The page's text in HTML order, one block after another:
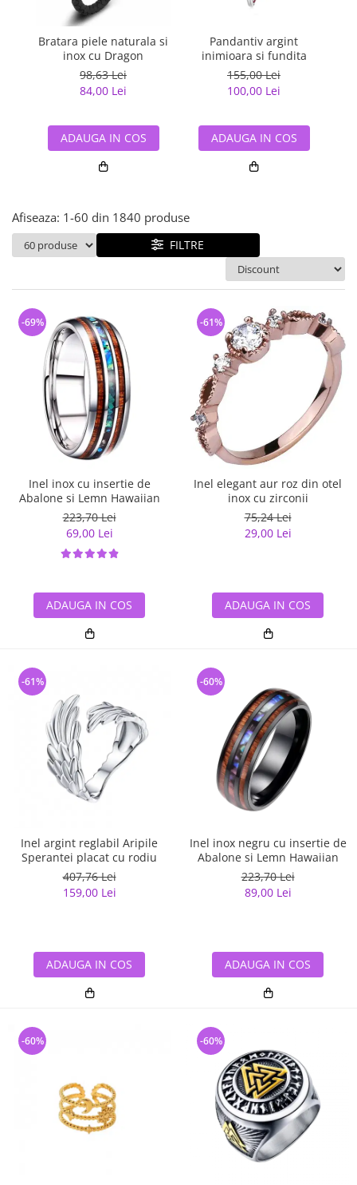
semipretioase
Bijuterii argint placat cu aur
Bijuterii argint cu diverse
Bijuterii de Lux
Bijuterii gotice si rock
Bijuterii Handmade
Bijuterii fantezie
Bijuterii tungsten
Solutii si lavete de curatare
bijuterii argint
Bratara piele naturala si
inox cu Dragon
98,63 Lei
84,00 Lei
ADAUGA IN COS
Pandantiv argint
inimioara si fundita
155,00 Lei
100,00 Lei
ADAUGA IN COS
Afiseaza: 1-60 din 1840 produse
FILTRE
Inel inox cu insertie de
Abalone si Lemn Hawaiian
223,70 Lei
69,00 Lei
-69%
ADAUGA IN COS
Inel elegant aur roz din otel
inox cu zirconii
75,24 Lei
29,00 Lei
-61%
ADAUGA IN COS
Inel argint reglabil Aripile
Sperantei placat cu rodiu
407,76 Lei
159,00 Lei
-61%
ADAUGA IN COS
Inel inox negru cu insertie de
Abalone si Lemn Hawaiian
223,70 Lei
89,00 Lei
-60%
ADAUGA IN COS
-60% -60%